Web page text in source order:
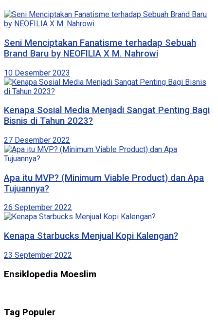
Seni Menciptakan Fanatisme terhadap Sebuah
Brand Baru by NEOFILIA X M. Nahrowi
10 Desember 2023
Kenapa Sosial Media Menjadi Sangat Penting Bagi
Bisnis di Tahun 2023?
27 Desember 2022
Apa itu MVP? (Minimum Viable Product) dan Apa
Tujuannya?
26 September 2022
Kenapa Starbucks Menjual Kopi Kalengan?
23 September 2022
Ensiklopedia Moeslim
Tag Populer